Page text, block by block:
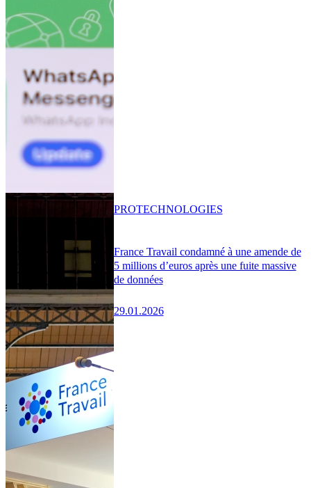
France Travail condamné à une amende de
5 millions d’euros après une fuite massive
de données
29.01.2026
PROTECHNOLOGIES